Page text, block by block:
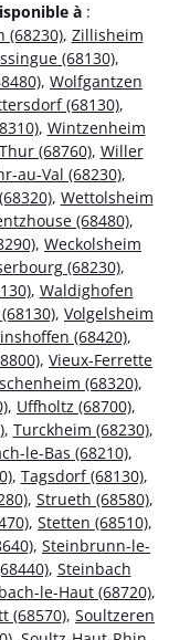
à :
(68230), Zillisheim
(68130),
, Wolfgantzen
(68130),
, Wintzenheim
(68760), Willer
au-Val (68230),
, Wettolsheim
(68480),
, Weckolsheim
(68230),
, Waldighofen
, Volgelsheim
(68420),
, Vieux-Ferrette
(68320),
, Uffholtz (68700),
, Turckheim (68230),
le-Bas (68210),
, Tagsdorf (68130),
, Strueth (68580),
, Stetten (68510),
, Steinbrunn-le-
, Steinbach
le-Haut (68720),
(68570), Soultzeren